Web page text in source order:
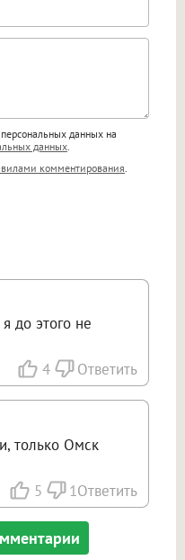
<s>, <big>,
<ul>, <ol>, <li>,
HTML,
будет
данных на
данных.
комментирования.
до этого не
4 Ответить
только Омск
5 1Ответить